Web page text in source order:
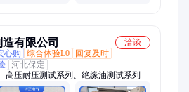
有限公司
洽谈
心购 综合体验L0
回复及时
河北保定
高压耐压测试系列、绝缘油测试系列